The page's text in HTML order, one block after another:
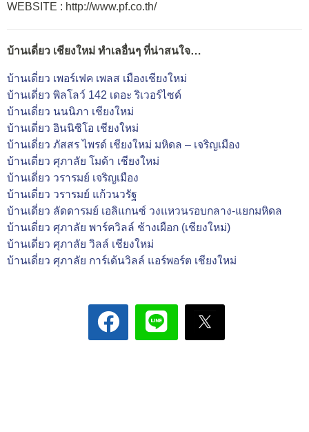
WEBSITE : http://www.pf.co.th/
บ้านเดี่ยว เชียงใหม่ ทำเลอื่นๆ ที่น่าสนใจ…
บ้านเดี่ยว เพอร์เฟค เพลส เมืองเชียงใหม่
บ้านเดี่ยว พิลโลว์ 142 เดอะ ริเวอร์ไซด์
บ้านเดี่ยว นนนิภา เชียงใหม่
บ้านเดี่ยว อินนิซิโอ เชียงใหม่
บ้านเดี่ยว ภัสสร ไพรด์ เชียงใหม่ มหิดล – เจริญเมือง
บ้านเดี่ยว ศุภาลัย โมด้า เชียงใหม่
บ้านเดี่ยว วรารมย์ เจริญเมือง
บ้านเดี่ยว วรารมย์ แก้วนวรัฐ
บ้านเดี่ยว ลัดดารมย์ เอลิแกนซ์ วงแหวนรอบกลาง-แยกมหิดล
บ้านเดี่ยว ศุภาลัย พาร์ควิลล์ ช้างเผือก (เชียงใหม่)
บ้านเดี่ยว ศุภาลัย วิลล์ เชียงใหม่
บ้านเดี่ยว ศุภาลัย การ์เด้นวิลล์ แอร์พอร์ต เชียงใหม่